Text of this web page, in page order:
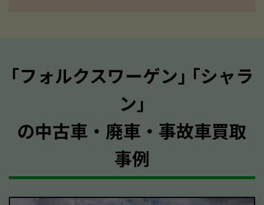
｢フォルクスワーゲン｣ ｢シャラ
ン｣
の中古車・廃車・事故車買取
事例